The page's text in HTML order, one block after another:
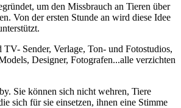
um den Missbrauch an Tieren über
Von der ersten Stunde an wird diese Idee
Sender, Verlage, Ton- und Fotostudios,
Designer, Fotografen...alle verzichten
Sie können sich nicht wehren, Tiere
sich für sie einsetzen, ihnen eine Stimme